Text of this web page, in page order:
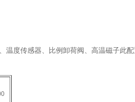
温度传感器、比例卸荷阀、高温磁子此